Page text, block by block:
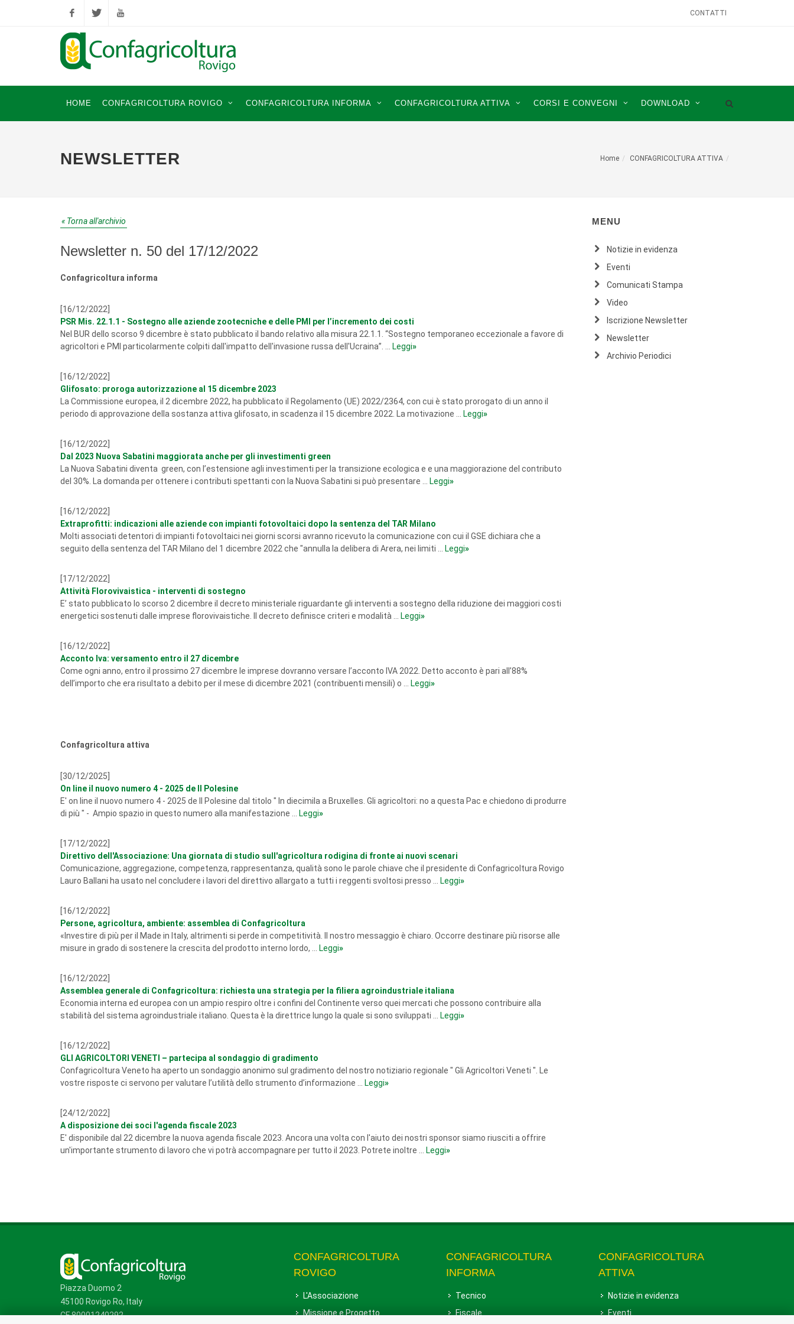
FacebookTwitter YouTube
CONTATTI
HOME CONFAGRICOLTURA ROVIGO CONFAGRICOLTURA INFORMA CONFAGRICOLTURA ATTIVA CORSI E CONVEGNI DOWNLOAD
NEWSLETTER Home CONFAGRICOLTURA ATTIVA
« Torna all'archivio
Newsletter n. 50 del 17/12/2022
Confagricoltura informa
[16/12/2022]
PSR Mis. 22.1.1 - Sostegno alle aziende zootecniche e delle PMI per l’incremento dei costi
Nel BUR dello scorso 9 dicembre è stato pubblicato il bando relativo alla misura 22.1.1. “Sostegno temporaneo eccezionale a favore di
agricoltori e PMI particolarmente colpiti dall'impatto dell'invasione russa dell'Ucraina”. ...
Leggi»
[16/12/2022]
Glifosato: proroga autorizzazione al 15 dicembre 2023
La Commissione europea, il 2 dicembre 2022, ha pubblicato il Regolamento (UE) 2022/2364, con cui è stato prorogato di un anno il
periodo di approvazione della sostanza attiva glifosato, in scadenza il 15 dicembre 2022. La motivazione ...
Leggi»
[16/12/2022]
Dal 2023 Nuova Sabatini maggiorata anche per gli investimenti green
La Nuova Sabatini diventa green, con l’estensione agli investimenti per la transizione ecologica e e una maggiorazione del contributo
del 30%. La domanda per ottenere i contributi spettanti con la Nuova Sabatini si può presentare ...
Leggi»
[16/12/2022]
Extraprofitti: indicazioni alle aziende con impianti fotovoltaici dopo la sentenza del TAR Milano
Molti associati detentori di impianti fotovoltaici nei giorni scorsi avranno ricevuto la comunicazione con cui il GSE dichiara che a
seguito della sentenza del TAR Milano del 1 dicembre 2022 che "annulla la delibera di Arera, nei limiti ...
Leggi»
[17/12/2022]
Attività Florovivaistica - interventi di sostegno
E’ stato pubblicato lo scorso 2 dicembre il decreto ministeriale riguardante gli interventi a sostegno della riduzione dei maggiori costi
energetici sostenuti dalle imprese florovivaistiche. Il decreto definisce criteri e modalità ...
Leggi»
[16/12/2022]
Acconto Iva: versamento entro il 27 dicembre
Come ogni anno, entro il prossimo 27 dicembre le imprese dovranno versare l’acconto IVA 2022. Detto acconto è pari all’88%
dell’importo che era risultato a debito per il mese di dicembre 2021 (contribuenti mensili) o ...
Leggi»
Confagricoltura attiva
[30/12/2025]
On line il nuovo numero 4 - 2025 de Il Polesine
E' on line il nuovo numero 4 - 2025 de Il Polesine dal titolo " In diecimila a Bruxelles. Gli agricoltori: no a questa Pac e chiedono di produrre
di più " - Ampio spazio in questo numero alla manifestazione ...
Leggi»
[17/12/2022]
Direttivo dell'Associazione: Una giornata di studio sull'agricoltura rodigina di fronte ai nuovi scenari
Comunicazione, aggregazione, competenza, rappresentanza, qualità sono le parole chiave che il presidente di Confagricoltura Rovigo
Lauro Ballani ha usato nel concludere i lavori del direttivo allargato a tutti i reggenti svoltosi presso ...
Leggi»
[16/12/2022]
Persone, agricoltura, ambiente: assemblea di Confagricoltura
«Investire di più per il Made in Italy, altrimenti si perde in competitività. Il nostro messaggio è chiaro. Occorre destinare più risorse alle
misure in grado di sostenere la crescita del prodotto interno lordo, ...
Leggi»
[16/12/2022]
Assemblea generale di Confagricoltura: richiesta una strategia per la filiera agroindustriale italiana
Economia interna ed europea con un ampio respiro oltre i confini del Continente verso quei mercati che possono contribuire alla
stabilità del sistema agroindustriale italiano. Questa è la direttrice lungo la quale si sono sviluppati ...
Leggi»
[16/12/2022]
GLI AGRICOLTORI VENETI – partecipa al sondaggio di gradimento
Confagricoltura Veneto ha aperto un sondaggio anonimo sul gradimento del nostro notiziario regionale " Gli Agricoltori Veneti ". Le
vostre risposte ci servono per valutare l’utilità dello strumento d’informazione ...
Leggi»
[24/12/2022]
A disposizione dei soci l'agenda fiscale 2023
E' disponibile dal 22 dicembre la nuova agenda fiscale 2023. Ancora una volta con l'aiuto dei nostri sponsor siamo riusciti a offrire
un'importante strumento di lavoro che vi potrà accompagnare per tutto il 2023. Potrete inoltre ...
Leggi»
MENU
Notizie in evidenza
Eventi
Comunicati Stampa
Video
Iscrizione Newsletter
Newsletter
Archivio Periodici
Piazza Duomo 2
45100 Rovigo Ro, Italy
CF 80001240292
CONFAGRICOLTURA
ROVIGO
L'Associazione
Missione e Progetto
CONFAGRICOLTURA
INFORMA
Tecnico
Fiscale
CONFAGRICOLTURA
ATTIVA
Notizie in evidenza
Eventi